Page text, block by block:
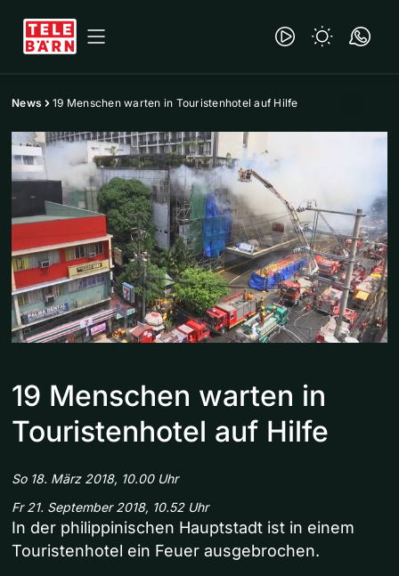
News 19 Menschen warten in Touristenhotel auf Hilfe
19 Menschen warten in
Touristenhotel auf Hilfe
So 18. März 2018, 10.00 Uhr
Fr 21. September 2018, 10.52 Uhr
In der philippinischen Hauptstadt ist in einem
Touristenhotel ein Feuer ausgebrochen.